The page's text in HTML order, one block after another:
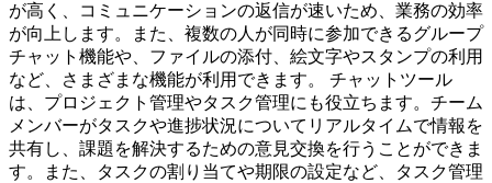
が高く、コミュニケーションの返信が速いため、業務の効率
が向上します。また、複数の人が同時に参加できるグループ
チャット機能や、ファイルの添付、絵文字やスタンプの利用
など、さまざまな機能が利用できます。 チャットツール
は、プロジェクト管理やタスク管理にも役立ちます。チーム
メンバーがタスクや進捗状況についてリアルタイムで情報を
共有し、課題を解決するための意見交換を行うことができま
す。また、タスクの割り当てや期限の設定など、タスク管理